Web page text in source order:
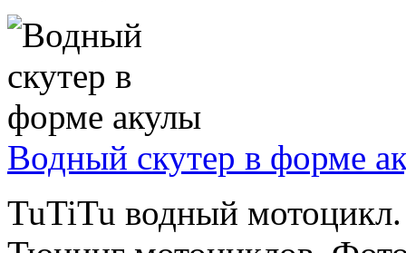
Водный скутер в форме
TuTiTu водный